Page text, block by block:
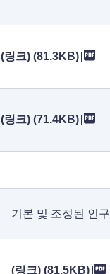
(링크) (81.3KB)
(링크) (71.4KB)
기본 및 조정된 인구
(링크) (81.5KB)